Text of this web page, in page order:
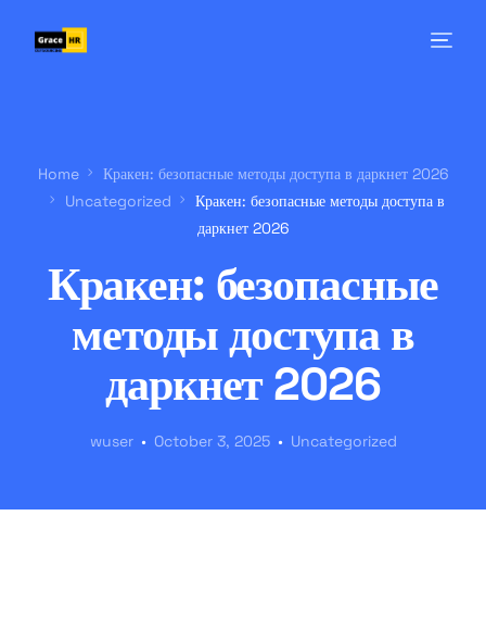
Home
Кракен: безопасные методы доступа в даркнет 2026
Uncategorized
Кракен: безопасные методы доступа в
даркнет 2026
Кракен: безопасные
методы доступа в
даркнет 2026
wuser October 3, 2025 Uncategorized